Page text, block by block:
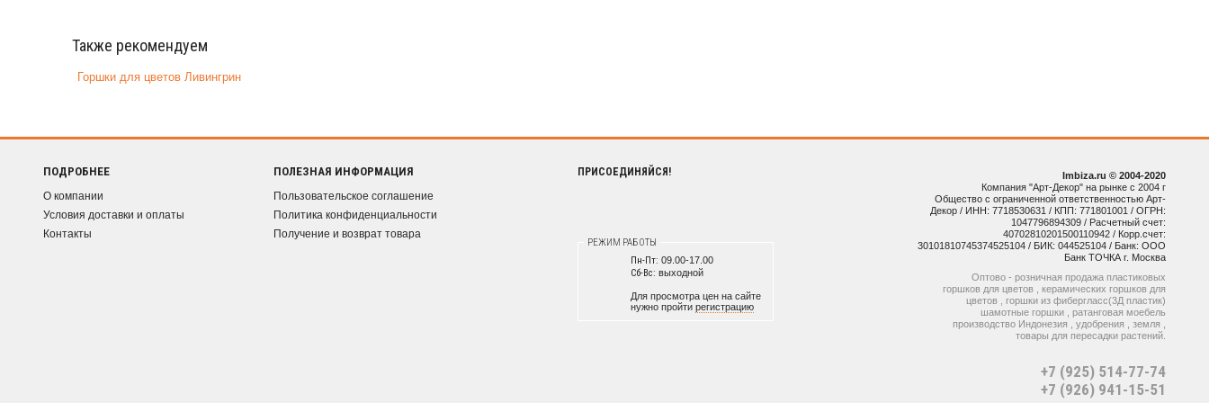
Также рекомендуем
Горшки для цветов Ливингрин
ПОДРОБНЕЕ
О компании
Условия доставки и оплаты
Контакты
ПОЛЕЗНАЯ ИНФОРМАЦИЯ
Пользовательское соглашение
Политика конфиденциальности
Получение и возврат товара
ПРИСОЕДИНЯЙСЯ!
РЕЖИМ РАБОТЫ
Пн-Пт: 09.00-17.00
Сб-Вс: выходной
Для просмотра цен на сайте
нужно пройти регистрацию
Imbiza.ru © 2004-2020
Компания "Арт-Декор" на рынке с 2004 г
Общество с ограниченной ответственностью Арт-
Декор / ИНН: 7718530631 / КПП: 771801001 / ОГРН:
1047796894309 / Расчетный счет:
40702810201500110942 / Корр.счет:
30101810745374525104 / БИК: 044525104 / Банк: ООО
Банк ТОЧКА г. Москва
Оптово - розничная продажа пластиковых
горшков для цветов , керамических горшков для
цветов , горшки из фибергласс(3Д пластик)
шамотные горшки , ратанговая моебель
производство Индонезия , удобрения , земля ,
товары для пересадки растений.
+7 (925) 514-77-74
+7 (926) 941-15-51